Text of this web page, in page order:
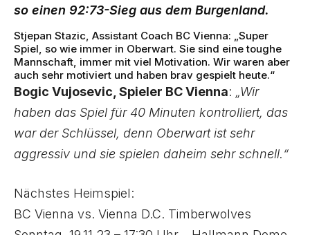
so einen 92:73-Sieg aus dem Burgenland.
Stjepan Stazic, Assistant Coach BC Vienna: „Super
Spiel, so wie immer in Oberwart. Sie sind eine toughe
Mannschaft, immer mit viel Motivation. Wir waren aber
auch sehr motiviert und haben brav gespielt heute.“
Bogic Vujosevic, Spieler BC Vienna: „Wir
haben das Spiel für 40 Minuten kontrolliert, das
war der Schlüssel, denn Oberwart ist sehr
aggressiv und sie spielen daheim sehr schnell.“
Nächstes Heimspiel:
BC Vienna vs. Vienna D.C. Timberwolves